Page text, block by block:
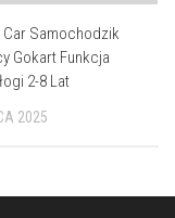
Car Samochodzik
Gokart Funkcja
2-8 Lat
2025